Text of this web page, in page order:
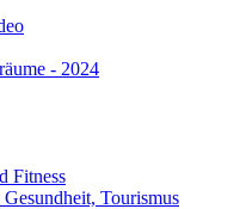
- 2024
Fitness
Tourismus